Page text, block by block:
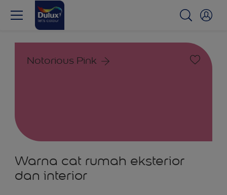
Notorious Pink
Warna cat rumah eksterior
dan interior